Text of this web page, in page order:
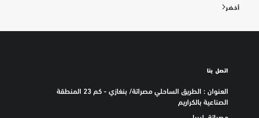
أخضر
اتصل بنا
العنوان : الطريق الساحلي مصراتة/ بنغازي - كم 23 المنطقة
الصناعية بالكراريم